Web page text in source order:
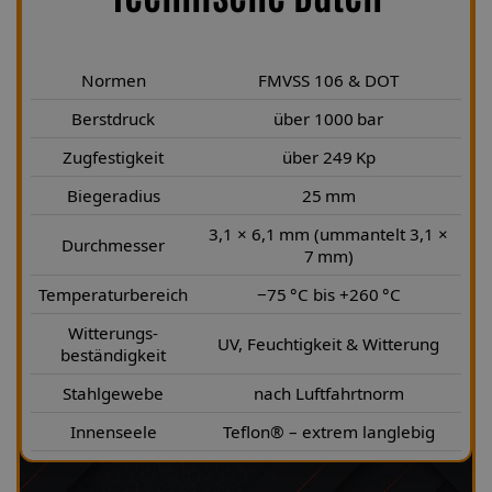
Normen
FMVSS 106 & DOT
Berstdruck
über 1000 bar
Zugfestigkeit
über 249 Kp
Biegeradius
25 mm
Durchmesser
3,1 × 6,1 mm (ummantelt 3,1 ×
7 mm)
Temperaturbereich
−75 °C bis +260 °C
Witterungs-
beständigkeit
UV, Feuchtigkeit & Witterung
Stahlgewebe
nach Luftfahrtnorm
Innenseele
Teflon® – extrem langlebig